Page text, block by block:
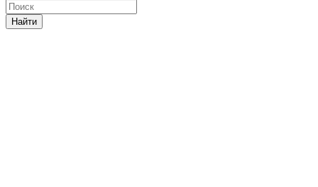
Найти